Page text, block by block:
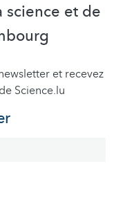
science et de
et recevez
Science.lu